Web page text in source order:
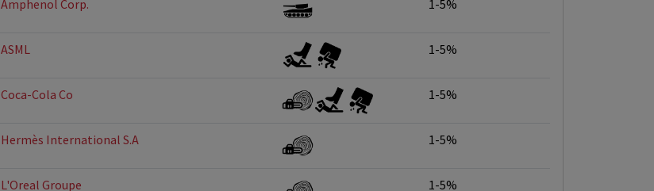
Amphenol Corp. 1-5%
ASML 1-5%
Coca-Cola Co 1-5%
Hermès International S.A 1-5%
L'Oreal Groupe 1-5%